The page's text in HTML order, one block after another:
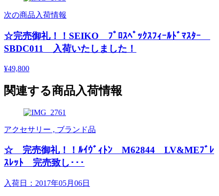
次の商品入荷情報
☆完売御礼！！SEIKO ﾌﾟﾛｽﾍﾟｯｸｽﾌｨｰﾙﾄﾞﾏｽﾀｰ
SBDC011 入荷いたしました！
¥49,800
関連する商品入荷情報
アクセサリー , ブランド品
☆ 完売御礼！！ﾙｲｳﾞｨﾄﾝ M62844 LV&MEﾌﾞﾚ
ｽﾚｯﾄ 完売致し･･･
入荷日：2017年05月06日